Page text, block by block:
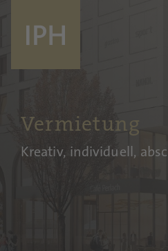
Vermietung
Kreativ, individuell,